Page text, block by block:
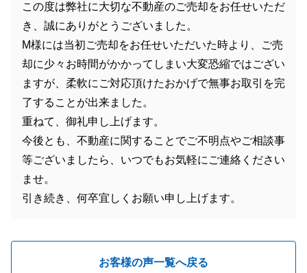
この度は弊社に大切な不動産のご売却をお任せいただ
き、誠にありがとうございました。
M様には当初ご売却をお任せいただいた時より、ご売
却に少々お時間がかかってしまい大変恐縮ではござい
ますが、柔軟にご対応頂けたおかげで無事お取引を完
了することが出来ました。
重ねて、御礼申し上げます。
今後とも、不動産に関することでご不明点やご相談事
等ございましたら、いつでもお気軽にご連絡ください
ませ。
引き続き、何卒宜しくお願い申し上げます。
お客様の声一覧へ戻る